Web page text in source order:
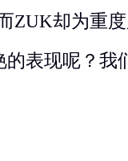
ZUK却为重
表现呢？我